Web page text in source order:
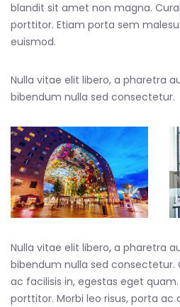
blandit sit amet non magna.
porttitor. Etiam porta sem
euismod.
Nulla vitae elit libero, a pharetra
bibendum nulla sed consectetur.
Nulla vitae elit libero, a pharetra
bibendum nulla sed consectetur.
ac facilisis in, egestas eget
porttitor. Morbi leo risus, porta